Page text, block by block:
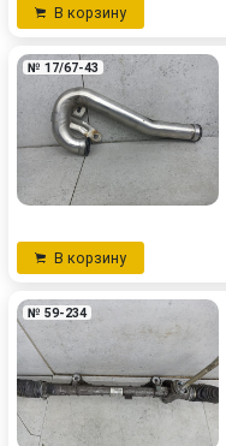
В корзину
№ 17/67-43
В корзину
№ 59-234